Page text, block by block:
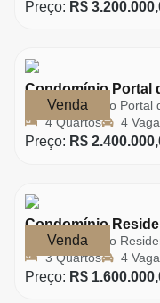
Preço: R$
Venda
Condomínio Portal
Condomínio Portal
4 Quartos
4
Preço: R$
Venda
Condomínio
Condomínio
3 Quartos
4
Preço: R$